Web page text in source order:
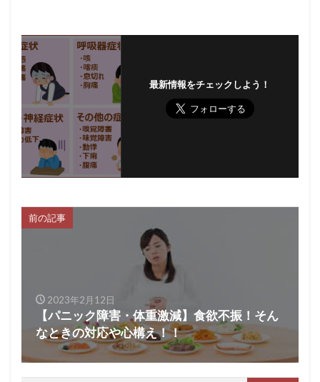
最新情報をチェックしよう！
前の記事
2023年2月12日
【パニック障害・体重激減】食欲不振！そん
なときの対応や心構え！！